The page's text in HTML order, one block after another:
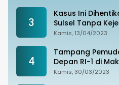
3
Kasus Ini
Sulsel Tanpa
Kamis, 13/04/2023
4
Tampang
Depan RI-1 di
Ternyata Joki
Kamis, 30/03/2023